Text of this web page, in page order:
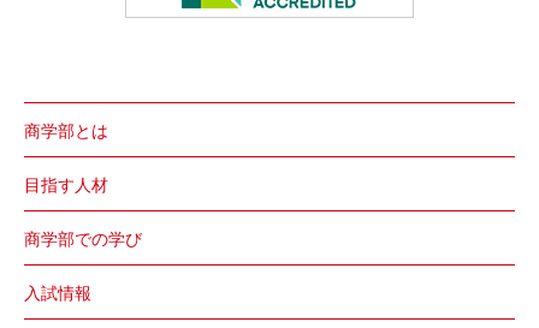
商学部とは
目指す人材
商学部での学び
入試情報